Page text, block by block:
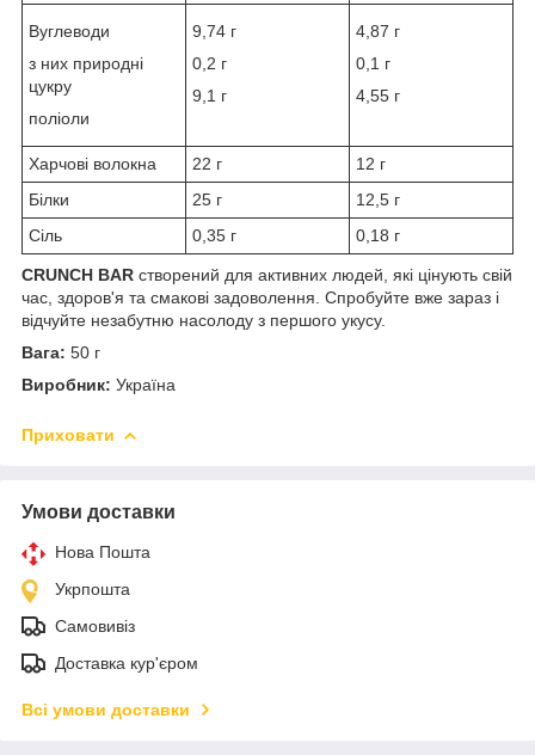
Вуглеводи
з них природні
цукру
поліоли
9,74 г
0,2 г
9,1 г
4,87 г
0,1 г
4,55 г
Харчові волокна 22 г
12 г
Білки
25 г
12,5 г
Сіль
0,35 г 0,18 г
CRUNCH BAR створений для активних людей, які цінують свій
час, здоров'я та смакові задоволення. Спробуйте вже зараз і
відчуйте незабутню насолоду з першого укусу.
Вага: 50 г
Виробник: Україна
Приховати
Умови доставки
Нова Пошта
Укрпошта
Самовивіз
Доставка кур'єром
Всі умови доставки